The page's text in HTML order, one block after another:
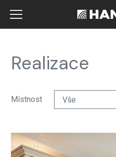
Realizace
Místnost